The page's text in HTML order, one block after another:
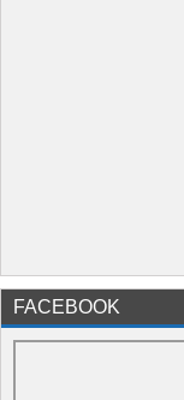
FACEBOOK